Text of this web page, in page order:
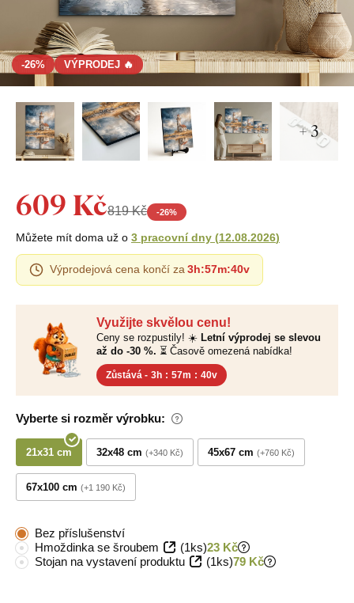
-26% VÝPRODEJ 🔥
+ 3
Využijte skvělou cenu!
Ceny se rozpustily! ☀️ Letní výprodej se slevou
až do -30 %. ⏳ Časově omezená nabídka!
Zůstává - 3h : 57m : 39v
Vyberte si rozměr výrobku:
21x31 cm 32x48 cm +340 Kč 45x67 cm +760 Kč
67x100 cm +1 190 Kč
609 Kč819 Kč -26%
Můžete mít doma už o 3 pracovní dny (12.08.2026)
Výprodejová cena končí za 3h:57m:39v
Bez příslušenství
Hmoždinka se šroubem
(1ks)23 Kč
Stojan na vystavení produktu
(1ks)79 Kč